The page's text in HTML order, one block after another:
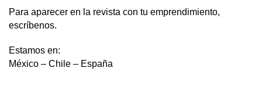
Para aparecer en la revista con tu emprendimiento,
escríbenos.
Estamos en:
México – Chile – España